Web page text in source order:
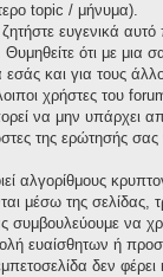
topic / μήνυμα).
ευγενικά
ότι με μια
εσάς και για τους
χρήστες του
να μην υπάρχει
της ερώτησής σας
αλγορίθμους
μέσω της σελίδας,
να
ευαίσθητων ή
δεν φέρει